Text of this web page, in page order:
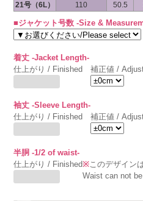
21号（6L）
110 50.5
■ジャケット号数 -Size &
着丈 -Jacket Length-
仕上がり / Finished
補正値 /
袖丈 -Sleeve Length-
仕上がり / Finished
補正値 /
半胴 -1/2 of waist-
仕上がり / Finished※このデザイン
Waist can not